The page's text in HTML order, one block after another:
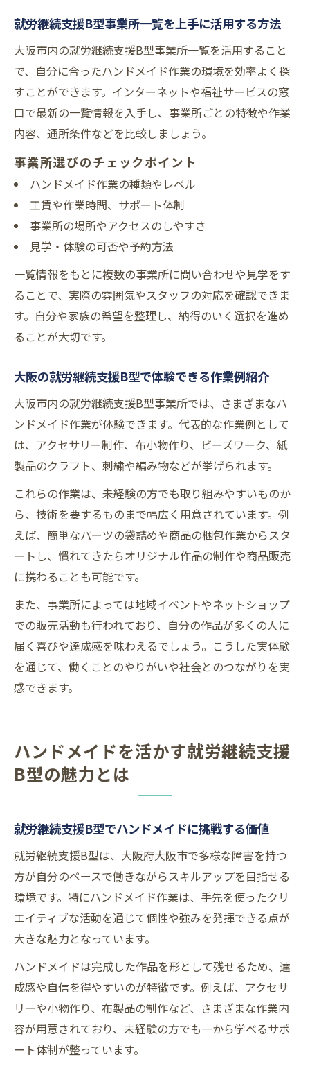
ハンドメイド作業に適した快適な作業環境
大阪市の就労継続支援B型が重視するバリア
利用者目線で選ぶ就労継続支援B型のポイン
ト
は
就労継続支援B型事業所一覧を上手に活用する方法
大阪市内の就労継続支援B型事業所一覧を活用すること
で、自分に合ったハンドメイド作業の環境を効率よく探
すことができます。インターネットや福祉サービスの窓
口で最新の一覧情報を入手し、事業所ごとの特徴や作業
内容、通所条件などを比較しましょう。
事業所選びのチェックポイント
ハンドメイド作業の種類やレベル
工賃や作業時間、サポート体制
事業所の場所やアクセスのしやすさ
見学・体験の可否や予約方法
一覧情報をもとに複数の事業所に問い合わせや見学をす
ることで、実際の雰囲気やスタッフの対応を確認できま
す。自分や家族の希望を整理し、納得のいく選択を進め
ることが大切です。
大阪の就労継続支援B型で体験できる作業例紹介
大阪市内の就労継続支援B型事業所では、さまざまなハ
ンドメイド作業が体験できます。代表的な作業例として
は、アクセサリー制作、布小物作り、ビーズワーク、紙
製品のクラフト、刺繍や編み物などが挙げられます。
これらの作業は、未経験の方でも取り組みやすいものか
ら、技術を要するものまで幅広く用意されています。例
えば、簡単なパーツの袋詰めや商品の梱包作業からスタ
ートし、慣れてきたらオリジナル作品の制作や商品販売
に携わることも可能です。
また、事業所によっては地域イベントやネットショップ
での販売活動も行われており、自分の作品が多くの人に
届く喜びや達成感を味わえるでしょう。こうした実体験
を通じて、働くことのやりがいや社会とのつながりを実
感できます。
ハンドメイドを活かす就労継続支援
B型の魅力とは
就労継続支援B型でハンドメイドに挑戦する価値
就労継続支援B型は、大阪府大阪市で多様な障害を持つ
方が自分のペースで働きながらスキルアップを目指せる
環境です。特にハンドメイド作業は、手先を使ったクリ
エイティブな活動を通じて個性や強みを発揮できる点が
大きな魅力となっています。
ハンドメイドは完成した作品を形として残せるため、達
成感や自信を得やすいのが特徴です。例えば、アクセサ
リーや小物作り、布製品の制作など、さまざまな作業内
容が用意されており、未経験の方でも一から学べるサポ
ート体制が整っています。